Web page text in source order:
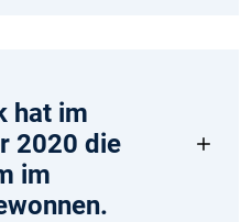
hat im
2020 die
im